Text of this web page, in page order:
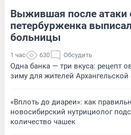
Выжившая после атаки
петербурженка
больницы
1 час 630 Обсудить
Одна банка — три вкуса: рецепт
зиму для жителей Архангельской
«Вплоть до диареи»: как
новосибирский нутрициолог
количество чашек